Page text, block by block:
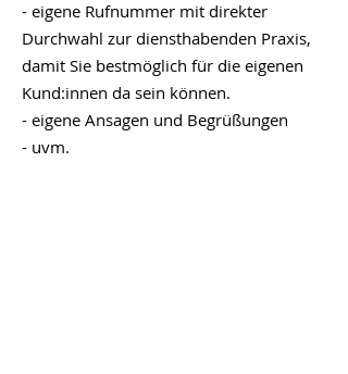
- eigene Rufnummer mit direkter
Durchwahl zur diensthabenden Praxis,
damit Sie bestmöglich für die eigenen
Kund:innen da sein können.
- eigene Ansagen und Begrüßungen
- uvm.